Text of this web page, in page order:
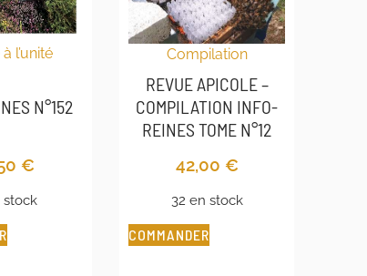
l’unité
N°152
€
stock
Compilation
REVUE APICOLE –
COMPILATION INFO-
REINES TOME N°12
42,00 €
32 en stock
COMMANDER